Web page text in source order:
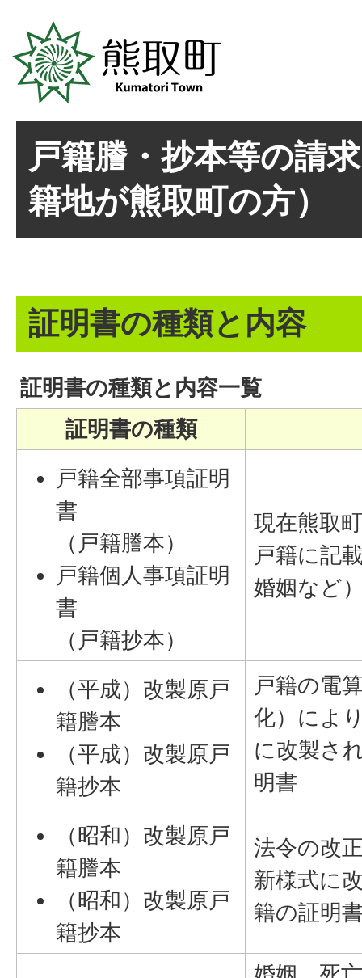
戸籍謄・抄本等の請
籍地が熊取町の方）
証明書の種類と内容
証明書の種類と内容一覧
証明書の種類
戸籍全部事項証明
書
（戸籍謄本）
戸籍個人事項証明
書
（戸籍抄本）
現在熊取
戸籍に記
婚姻など
（平成）改製原戸
籍謄本
（平成）改製原戸
籍抄本
戸籍の電
化）によ
に改製さ
明書
（昭和）改製原戸
籍謄本
（昭和）改製原戸
籍抄本
法令の改
新様式に
籍の証明